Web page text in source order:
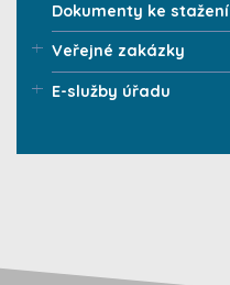
Dokumenty ke stažení
Veřejné zakázky
E-služby úřadu